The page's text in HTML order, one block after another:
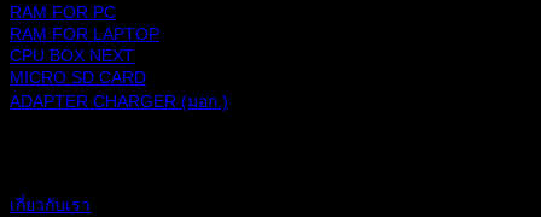
RAM FOR PC
RAM FOR LAPTOP
CPU BOX NEXT
MICRO SD CARD
ADAPTER CHARGER (มอก.)
เกี่ยวกับเรา